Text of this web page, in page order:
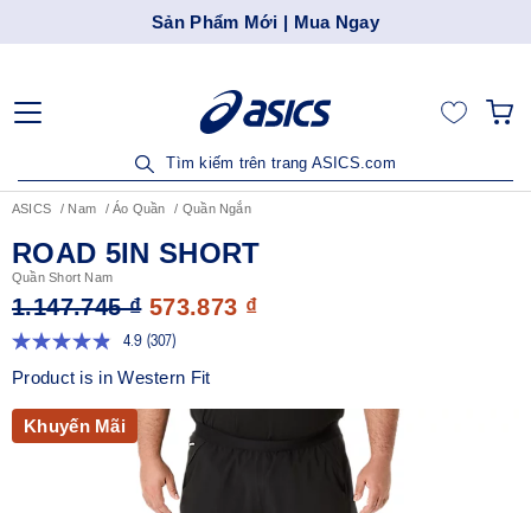
Sản Phẩm Mới | Mua Ngay
Tìm kiếm trên trang ASICS.com
ASICS Nam Áo Quần Quần Ngắn
ROAD 5IN SHORT
Quần Short Nam
1.147.745 ₫ 573.873 ₫
4.9 Đọc
307
đánh
giá.
Liên
kết
trang
tương
tự.
(307)
Product is in Western Fit
Khuyến Mãi